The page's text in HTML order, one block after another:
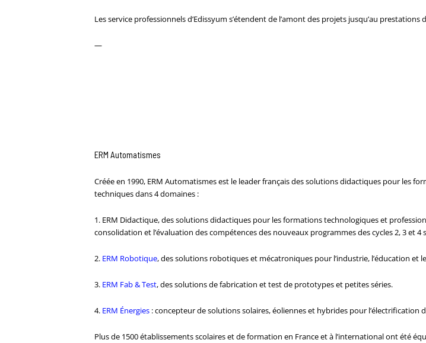
Les service professionnels d’Edissyum s’étendent de l’amont des projets jusqu’au
—
ERM Automatismes
Créée en 1990, ERM Automatismes est le leader français des solutions didactiques pour les
techniques dans 4 domaines :
1. ERM Didactique, des solutions didactiques pour les formations technologiques et
consolidation et l’évaluation des compétences des nouveaux programmes des cycles 2, 3 et 4
2. ERM Robotique, des solutions robotiques et mécatroniques pour l’industrie, l’éducation et
3. ERM Fab & Test, des solutions de fabrication et test de prototypes et petites séries.
4. ERM Énergies: concepteur de solutions solaires, éoliennes et hybrides pour l’électrification
Plus de 1500 établissements scolaires et de formation en France et à l’international ont été